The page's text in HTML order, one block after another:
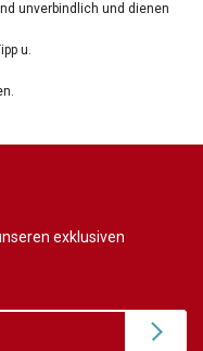
unverbindlich und dienen
u.
exklusiven